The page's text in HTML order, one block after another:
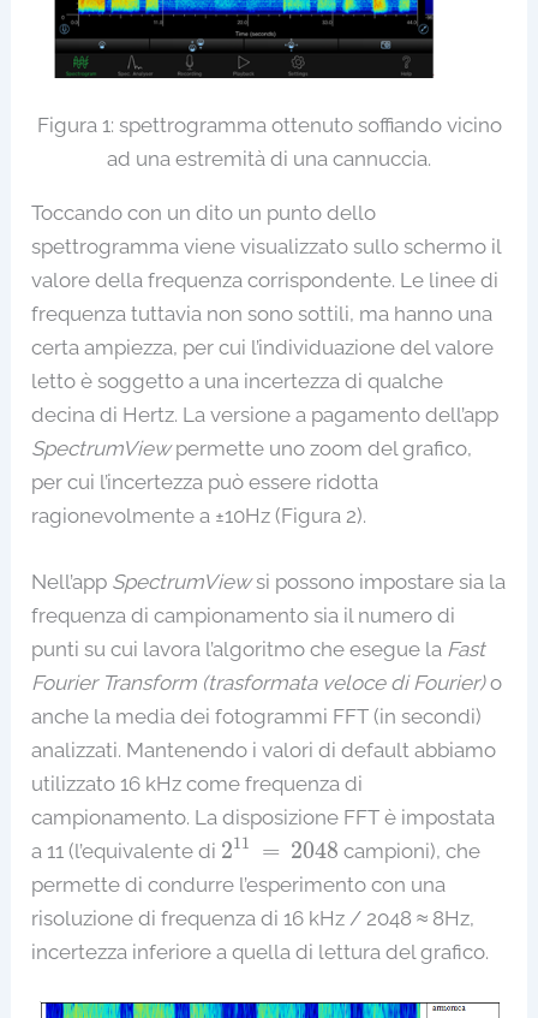
Figura 1: spettrogramma ottenuto soffiando vicino
ad una estremità di una cannuccia.
Toccando con un dito un punto dello
spettrogramma viene visualizzato sullo schermo il
valore della frequenza corrispondente. Le linee di
frequenza tuttavia non sono sottili, ma hanno una
certa ampiezza, per cui l’individuazione del valore
letto è soggetto a una incertezza di qualche
decina di Hertz. La versione a pagamento dell’app
SpectrumViewpermette uno zoom del grafico,
per cui l’incertezza può essere ridotta
ragionevolmente a ±10Hz (Figura 2).
Nell’app SpectrumViewsi possono impostare sia la
frequenza di campionamento sia il numero di
punti su cui lavora l’algoritmo che esegue la Fast
Fourier Transform (trasformata veloce di Fourier)o
anche la media dei fotogrammi FFT (in secondi)
analizzati. Mantenendo i valori di default abbiamo
utilizzato 16 kHz come frequenza di
campionamento. La disposizione FFT è impostata
a 11 (l’equivalente di 211 = 2048
211 2048
campioni), che
permette di condurre l’esperimento con una
risoluzione di frequenza di 16 kHz / 2048 ≈ 8Hz,
incertezza inferiore a quella di lettura del grafico.